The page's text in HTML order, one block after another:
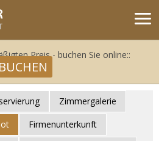
komplex v klidné části města Brna
Preis - buchen Sie online::
BUCHEN
Zimmergalerie
Firmenunterkunft